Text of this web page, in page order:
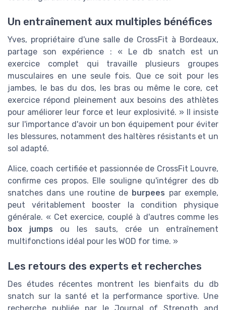
partage son expérience : « Le db snatch est un
exercice complet qui travaille plusieurs groupes
musculaires en une seule fois. Que ce soit pour les
jambes, le bas du dos, les bras ou même le core, cet
exercice répond pleinement aux besoins des athlètes
pour améliorer leur force et leur explosivité. » Il insiste
sur l'importance d'avoir un bon équipement pour éviter
les blessures, notamment des haltères résistants et un
sol adapté.
Alice, coach certifiée et passionnée de CrossFit Louvre,
confirme ces propos. Elle souligne qu'intégrer des db
snatches dans une routine de
burpees
par exemple,
peut véritablement booster la condition physique
générale. « Cet exercice, couplé à d'autres comme les
box jumps
ou les sauts, crée un entraînement
multifonctions idéal pour les WOD for time. »
Les retours des experts et recherches
snatch sur la santé et la performance sportive. Une
recherche publiée par le Journal of Strength and
Conditioning Research révèle que cet exercice
améliore significativement les capacités de saut et de